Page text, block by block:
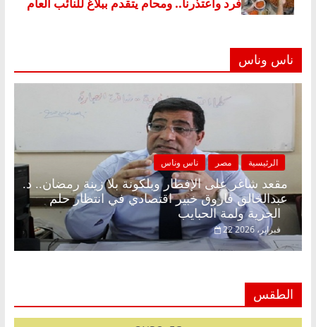
ناس وناس
الرئيسية مصر ناس وناس
مقعد شاغر على الإفطار وبلكونة بلا زينة رمضان.. د.
عبدالخالق فاروق خبير اقتصادي في انتظار حلم
22 فبراير، 2026
الطقس